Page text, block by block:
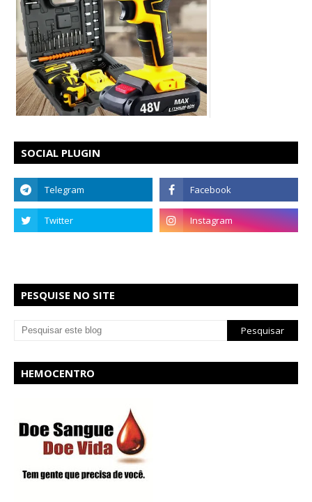
SOCIAL PLUGIN
PESQUISE NO SITE
HEMOCENTRO